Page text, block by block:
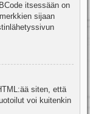
itsessään on
sijaan
siten, että
voi kuitenkin